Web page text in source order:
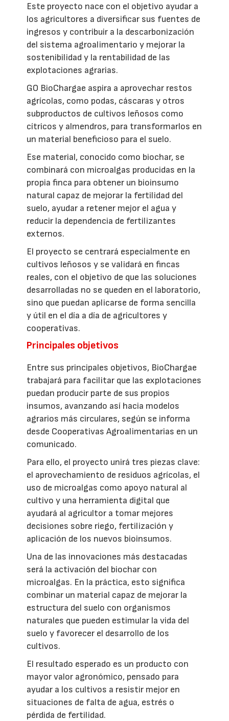
Este proyecto nace con el objetivo ayudar a
los agricultores a diversificar sus fuentes de
ingresos y contribuir a la descarbonización
del sistema agroalimentario y mejorar la
sostenibilidad y la rentabilidad de las
explotaciones agrarias.
GO BioChargae aspira a aprovechar restos
agrícolas, como podas, cáscaras y otros
subproductos de cultivos leñosos como
cítricos y almendros, para transformarlos en
un material beneficioso para el suelo.
Ese material, conocido como biochar, se
combinará con microalgas producidas en la
propia finca para obtener un bioinsumo
natural capaz de mejorar la fertilidad del
suelo, ayudar a retener mejor el agua y
reducir la dependencia de fertilizantes
externos.
El proyecto se centrará especialmente en
cultivos leñosos y se validará en fincas
reales, con el objetivo de que las soluciones
desarrolladas no se queden en el laboratorio,
sino que puedan aplicarse de forma sencilla
y útil en el día a día de agricultores y
cooperativas.
Principales objetivos
Entre sus principales objetivos, BioChargae
trabajará para facilitar que las explotaciones
puedan producir parte de sus propios
insumos, avanzando así hacia modelos
agrarios más circulares, según se informa
desde Cooperativas Agroalimentarias en un
comunicado.
Para ello, el proyecto unirá tres piezas clave:
el aprovechamiento de residuos agrícolas, el
uso de microalgas como apoyo natural al
cultivo y una herramienta digital que
ayudará al agricultor a tomar mejores
decisiones sobre riego, fertilización y
aplicación de los nuevos bioinsumos.
Una de las innovaciones más destacadas
será la activación del biochar con
microalgas. En la práctica, esto significa
combinar un material capaz de mejorar la
estructura del suelo con organismos
naturales que pueden estimular la vida del
suelo y favorecer el desarrollo de los
cultivos.
El resultado esperado es un producto con
mayor valor agronómico, pensado para
ayudar a los cultivos a resistir mejor en
situaciones de falta de agua, estrés o
pérdida de fertilidad.